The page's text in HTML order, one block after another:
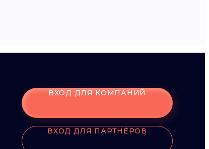
ВХОД ДЛЯ КОМПАНИЙ
ВХОД ДЛЯ ПАРТНЁРОВ